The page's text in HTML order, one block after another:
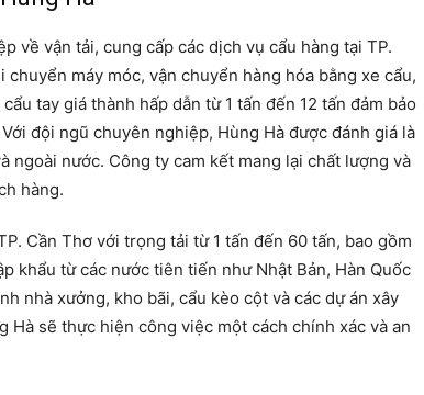
về vận tải, cung cấp các dịch vụ cẩu hàng tại TP.
máy móc, vận chuyển hàng hóa bằng xe cẩu,
tay giá thành hấp dẫn từ 1 tấn đến 12 tấn đảm bảo
đội ngũ chuyên nghiệp, Hùng Hà được đánh giá là
ngoài nước. Công ty cam kết mang lại chất lượng và
hàng.
Cần Thơ với trọng tải từ 1 tấn đến 60 tấn, bao gồm
khẩu từ các nước tiên tiến như Nhật Bản, Hàn Quốc
nhà xưởng, kho bãi, cẩu kèo cột và các dự án xây
sẽ thực hiện công việc một cách chính xác và an